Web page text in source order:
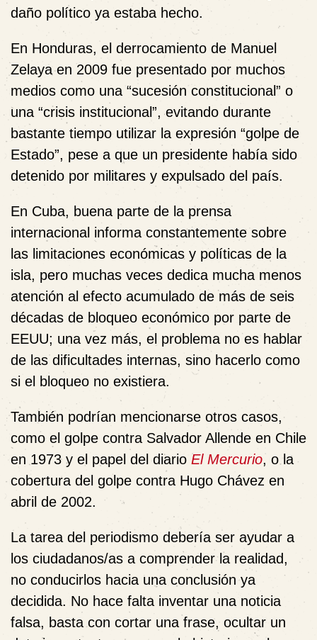
daño político ya estaba hecho.
En Honduras, el derrocamiento de Manuel
Zelaya en 2009 fue presentado por muchos
medios como una “sucesión constitucional” o
una “crisis institucional”, evitando durante
bastante tiempo utilizar la expresión “golpe de
Estado”, pese a que un presidente había sido
detenido por militares y expulsado del país.
En Cuba, buena parte de la prensa
internacional informa constantemente sobre
las limitaciones económicas y políticas de la
isla, pero muchas veces dedica mucha menos
atención al efecto acumulado de más de seis
décadas de bloqueo económico por parte de
EEUU; una vez más, el problema no es hablar
de las dificultades internas, sino hacerlo como
si el bloqueo no existiera.
También podrían mencionarse otros casos,
como el golpe contra Salvador Allende en Chile
en 1973 y el papel del diario El Mercurio, o la
cobertura del golpe contra Hugo Chávez en
abril de 2002.
La tarea del periodismo debería ser ayudar a
los ciudadanos/as a comprender la realidad,
no conducirlos hacia una conclusión ya
decidida. No hace falta inventar una noticia
falsa, basta con cortar una frase, ocultar un